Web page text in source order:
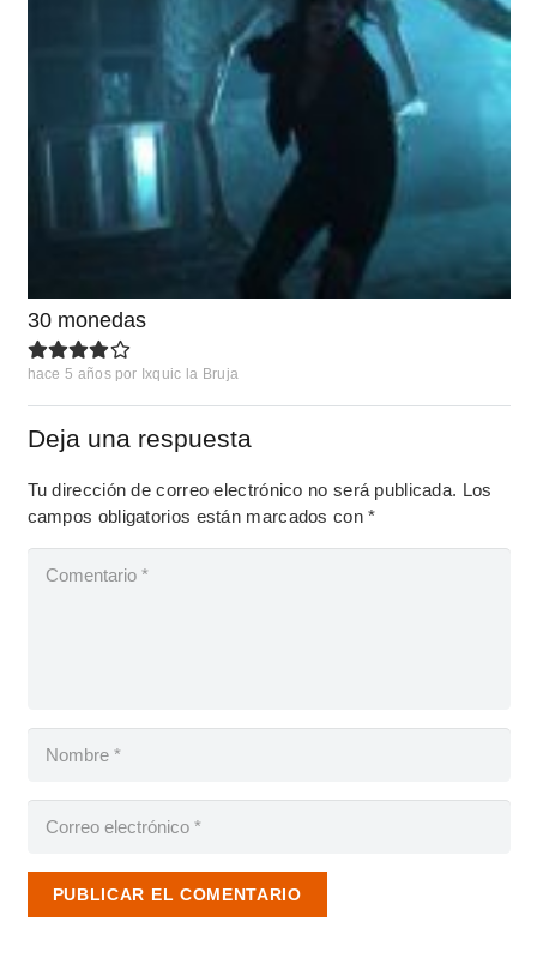
30 monedas
hace 5 años por Ixquic la Bruja
Deja una respuesta
Tu dirección de correo electrónico no será publicada. Los
campos obligatorios están marcados con*
PUBLICAR EL COMENTARIO